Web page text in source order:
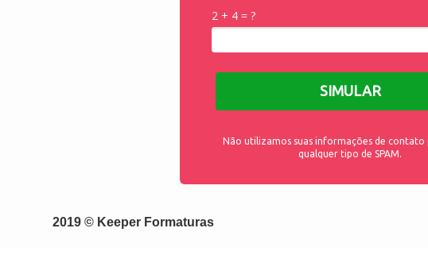
2 + 4 = ?
SIMULAR
Não utilizamos suas informações de contato
qualquer tipo de SPAM.
2019 © Keeper Formaturas